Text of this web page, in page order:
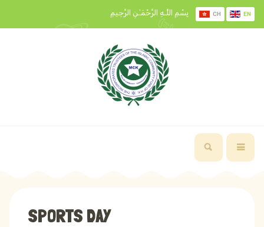
بِسْمِ اللَّـهِ الرَّحْمَـٰنِ الرَّحِيمِ CH EN
SPORTS DAY